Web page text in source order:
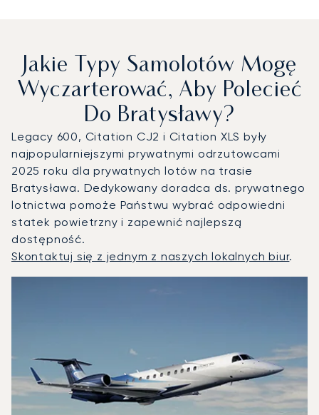
Jakie Typy Samolotów Mogę
Wyczarterować, Aby Polecieć
Do Bratysławy?
Legacy 600, Citation CJ2 i Citation XLS były
najpopularniejszymi prywatnymi odrzutowcami
2025 roku dla prywatnych lotów na trasie
Bratysława. Dedykowany doradca ds. prywatnego
lotnictwa pomoże Państwu wybrać odpowiedni
statek powietrzny i zapewnić najlepszą
dostępność.
Skontaktuj się z jednym z naszych lokalnych biur.